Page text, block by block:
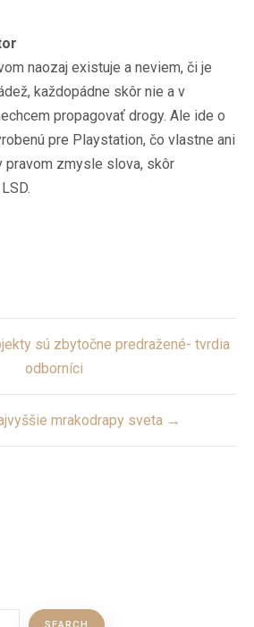
naozaj existuje a neviem, či je
každopádne skôr nie a v
propagovať drogy. Ale ide o
pre Playstation, čo vlastne ani
pravom zmysle slova, skôr
sú zbytočne predražené- tvrdia
odborníci
mrakodrapy sveta →